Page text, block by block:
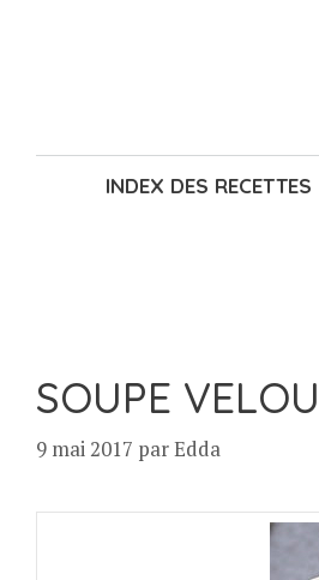
INDEX DES RECETTES
SOUPE
9 mai 2017 parEdda